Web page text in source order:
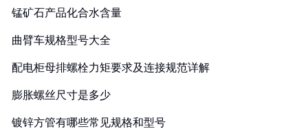
锰矿石产品化合水含量
曲臂车规格型号大全
配电柜母排螺栓力矩要求及连接规范详解
膨胀螺丝尺寸是多少
镀锌方管有哪些常见规格和型号